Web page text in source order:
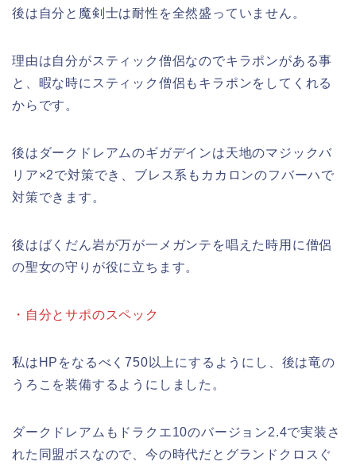
後は自分と魔剣士は耐性を全然盛っていません。
理由は自分がスティック僧侶なのでキラポンがある事
と、暇な時にスティック僧侶もキラポンをしてくれる
からです。
後はダークドレアムのギガデインは天地のマジックバ
リア×2で対策でき、ブレス系もカカロンのフバーハで
対策できます。
後はばくだん岩が万が一メガンテを唱えた時用に僧侶
の聖女の守りが役に立ちます。
・自分とサポのスペック
私はHPをなるべく750以上にするようにし、後は竜の
うろこを装備するようにしました。
ダークドレアムもドラクエ10のバージョン2.4で実装さ
れた同盟ボスなので、今の時代だとグランドクロスぐ